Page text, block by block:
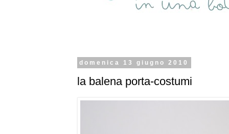
domenica 13 giugno 2010
la balena porta-costumi